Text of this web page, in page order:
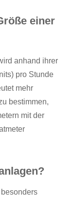
einer
anhand ihrer
pro Stunde
mehr
bestimmen,
mit der